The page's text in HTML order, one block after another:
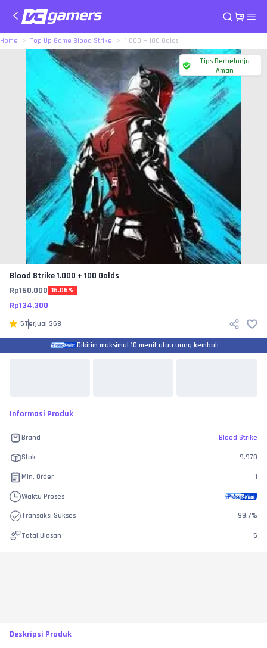
Home Top Up Game Blood Strike 1.000 + 100 Golds
Tips Berbelanja
Aman
Blood Strike1.000 + 100 Golds
Rp160.000 16.06%
Rp134.300
5Terjual 368
Dikirim maksimal 10 menit atau uang kembali
Informasi Produk
Brand Blood Strike
Stok 9.970
Min. Order 1
Waktu Proses
Transaksi Sukses 99.7%
Total Ulasan 5
Deskripsi Produk